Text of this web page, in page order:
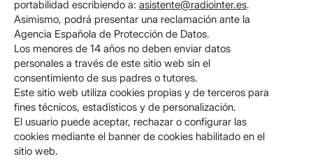
portabilidad escribiendo a: asistente@radiointer.es.
Asimismo, podrá presentar una reclamación ante la
Agencia Española de Protección de Datos.
Los menores de 14 años no deben enviar datos
personales a través de este sitio web sin el
consentimiento de sus padres o tutores.
Este sitio web utiliza cookies propias y de terceros para
fines técnicos, estadísticos y de personalización.
El usuario puede aceptar, rechazar o configurar las
cookies mediante el banner de cookies habilitado en el
sitio web.